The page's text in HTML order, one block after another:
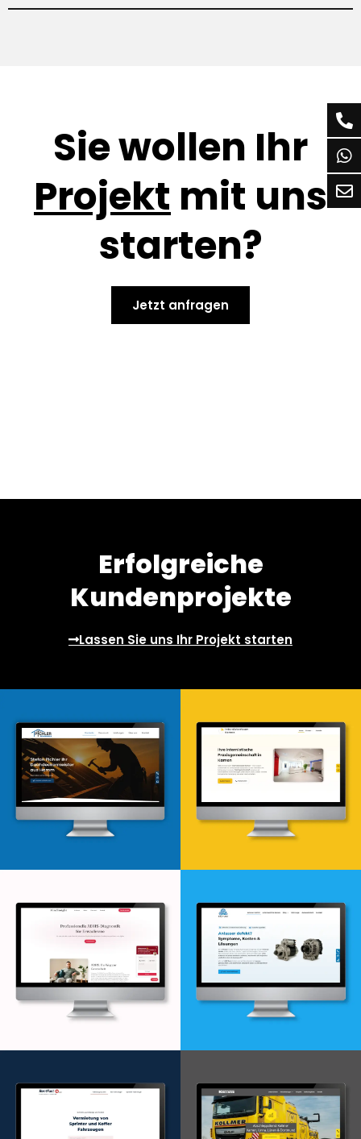
Sie wollen Ihr
Projekt mit uns
starten?
Jetzt anfragen
Erfolgreiche
Kundenprojekte
Lassen Sie uns Ihr Projekt starten
Webdesign & -entwicklung Webdesign & -entwicklung
Webdesign & -entwicklung Webdesign & -entwicklung